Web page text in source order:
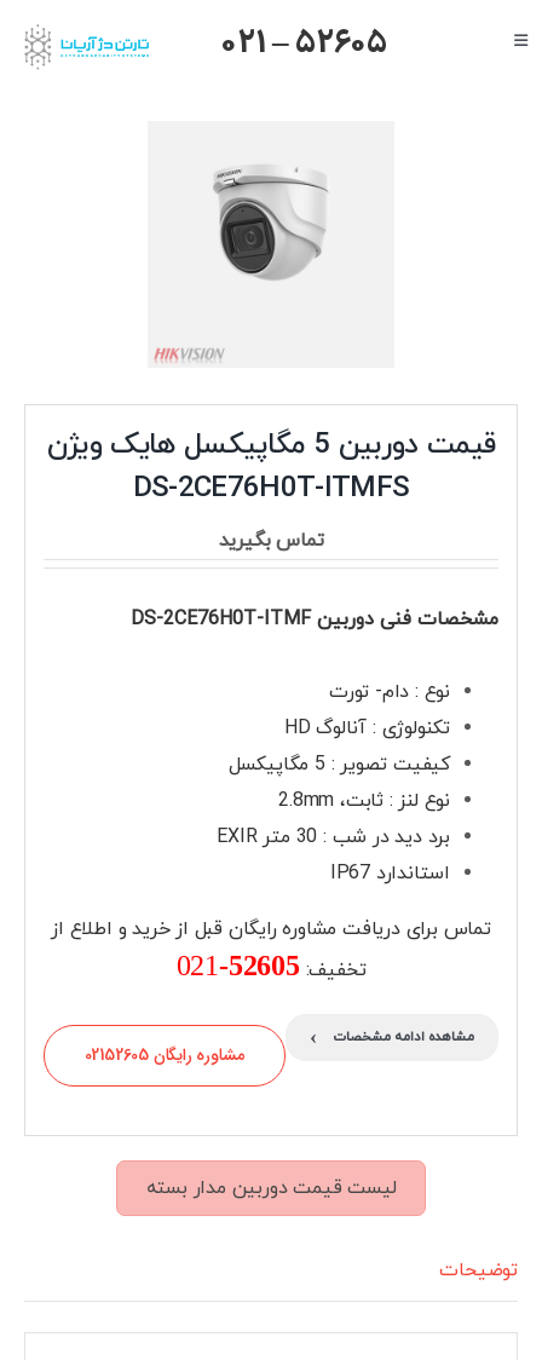
to
Toggle
درباره ما
021 – 52605
قیمت دوربین 5 مگاپیکسل هایک ویژن
DS-2CE76H0T-ITMFS
تماس بگیرید
مشخصات فنی دوربین DS-2CE76H0T-ITMF
نوع : دام- تورت
تکنولوژی : آنالوگ HD
کیفیت تصویر : 5 مگاپیکسل
نوع لنز : ثابت، 2.8mm
برد دید در شب : 30 متر EXIR
استاندارد IP67
تماس برای دریافت مشاوره رایگان قبل از خرید و اطلاع از
تخفیف:52605-
021
مشاهده ادامه مشخصات ›
مشاوره رایگان 02152605
لیست قیمت دوربین مدار بسته
توضیحات